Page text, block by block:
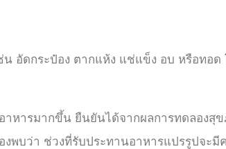
ดกระป๋อง ตากแห้ง แช่แข็ง อบ หรือทอด
หารมากขึ้น ยืนยันได้จากผลการทดลอง
งพบว่า ช่วงที่รับประทานอาหารแปรรูปจะมี